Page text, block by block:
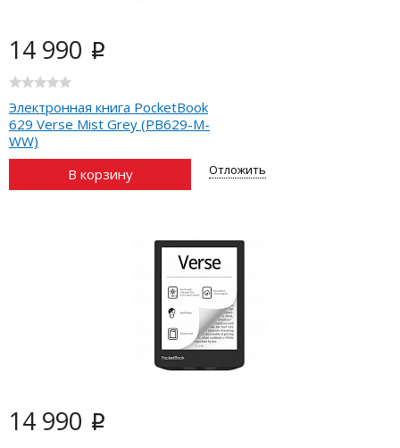
14 990 i
Электронная книга PocketBook
629 Verse Mist Grey (PB629-M-
WW)
В корзину
Отложить
14 990 i